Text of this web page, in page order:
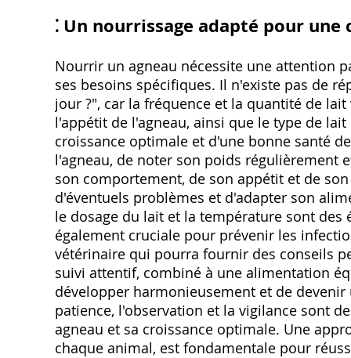
⁚ Un nourrissage adapté pour
Nourrir un agneau nécessite une attention
ses besoins spécifiques. Il n'existe pas de
jour ?", car la fréquence et la quantité de
l'appétit de l'agneau, ainsi que le type de
croissance optimale et d'une bonne santé
l'agneau, de noter son poids régulièrement
son comportement, de son appétit et de
d'éventuels problèmes et d'adapter son
le dosage du lait et la température sont
également cruciale pour prévenir les
vétérinaire qui pourra fournir des conseils
suivi attentif, combiné à une alimentation
développer harmonieusement et de
patience, l'observation et la vigilance sont
agneau et sa croissance optimale. Une
chaque animal, est fondamentale pour